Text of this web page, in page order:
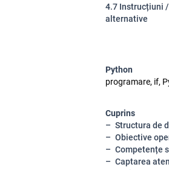
4.7 Instrucțiuni
alternative
Python
programare, if,
Cuprins
Structura de
Obiective
Competențe
Captarea